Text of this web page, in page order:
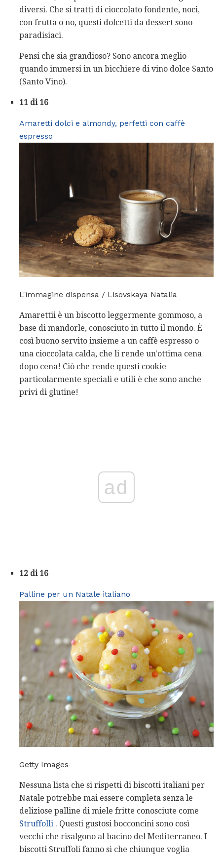
diversi. Che si tratti di cioccolato fondente, noci,
con frutta o no, questi dolcetti da dessert sono
paradisiaci.
Pensi che sia grandioso? Sono ancora meglio
quando immersi in un bicchiere di vino dolce Santo
(Santo Vino).
11 di 16
Amaretti dolci e almondy, perfetti con caffè
espresso
L'immagine dispensa / Lisovskaya Natalia
Amarettii è un biscotto leggermente gommoso, a
base di mandorle, conosciuto in tutto il mondo. È
così buono servito insieme a un caffè espresso o
una cioccolata calda, che li rende un'ottima cena
dopo cena! Ciò che rende questi cookie
particolarmente speciali e utili è che sono anche
privi di glutine!
ad
12 di 16
Palline per un Natale italiano
Getty Images
Nessuna lista che si rispetti di biscotti italiani per
Natale potrebbe mai essere completa senza le
deliziose palline di miele fritte conosciute come
Struffolli . Questi gustosi bocconcini sono così
vecchi che risalgono al bacino del Mediterraneo. I
biscotti Struffoli fanno sì che chiunque voglia